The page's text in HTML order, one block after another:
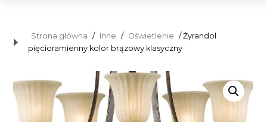
Strona główna / Inne / Oświetlenie / Żyrandol
pięcioramienny kolor brązowy klasyczny